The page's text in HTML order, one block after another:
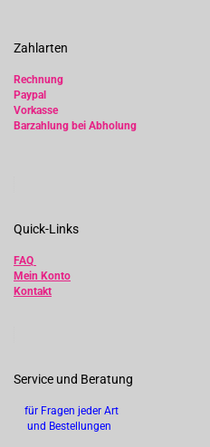
Zahlarten
Rechnung
Paypal
Vorkasse
Barzahlung bei Abholung
Quick-Links
FAQ
Mein Konto
Kontakt
Service und Beratung
für Fragen jeder Art
und Bestellungen